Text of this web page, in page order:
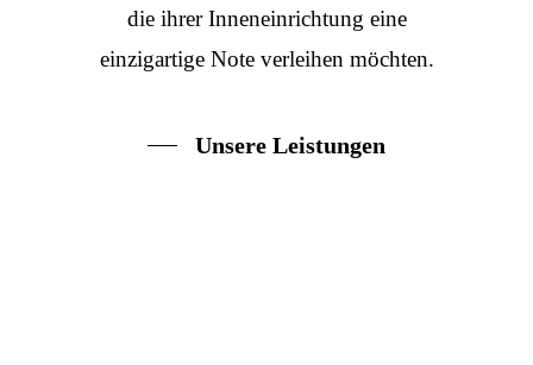
die ihrer Inneneinrichtung eine
einzigartige Note verleihen möchten.
Unsere Leistungen